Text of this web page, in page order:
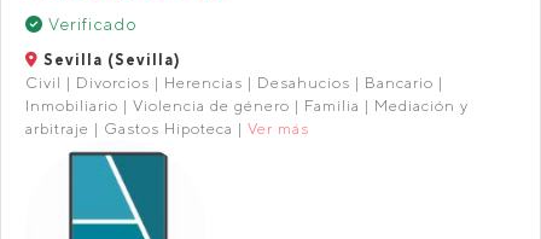
Verificado
Sevilla (Sevilla)
Civil | Divorcios | Herencias | Desahucios | Bancario |
Inmobiliario | Violencia de género | Familia | Mediación y
arbitraje | Gastos Hipoteca | Ver más